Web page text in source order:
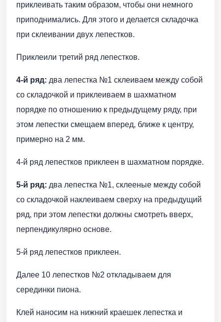
приклеивать таким образом, чтобы они немного
приподнимались. Для этого и делается складочка
при склеивании двух лепестков.
Приклеили третий ряд лепестков.
4-й ряд: два лепестка №1 склеиваем между собой
со складочкой и приклеиваем в шахматном
порядке по отношению к предыдущему ряду, при
этом лепестки смещаем вперед, ближе к центру,
примерно на 2 мм.
4-й ряд лепестков приклеен в шахматном порядке.
5-й ряд: два лепестка №1, склееные между собой
со складочкой наклеиваем сверху на предыдущий
ряд, при этом лепестки должны смотреть вверх,
перпендикулярно основе.
5-й ряд лепестков приклеен.
Далее 10 лепестков №2 откладываем для
серединки пиона.
Клей наносим на нижний краешек лепестка и